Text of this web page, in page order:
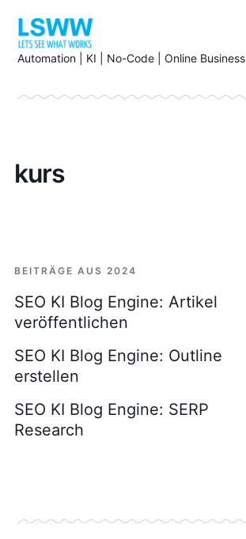
Automation | KI | No-Code | Online Business
kurs
BEITRÄGE AUS 2024
SEO KI Blog Engine: Artikel
veröffentlichen
SEO KI Blog Engine: Outline
erstellen
SEO KI Blog Engine: SERP
Research